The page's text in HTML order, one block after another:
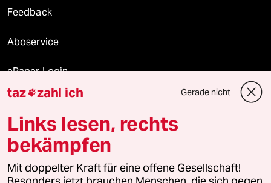
Feedback
Aboservice
ePaper Login
Downloads für Abonnierende
© 2026 taz Verlags und Vertriebs GmbH
Alle Rechte vorbehalten. Bei rechtlichen Fragen oder für Genehmigungen
wenden Sie sich bitte an
lizenzen@taz.de
taz zahl ich Gerade nicht
Links lesen, rechts
bekämpfen
Mit doppelter Kraft für eine offene Gesellschaft!